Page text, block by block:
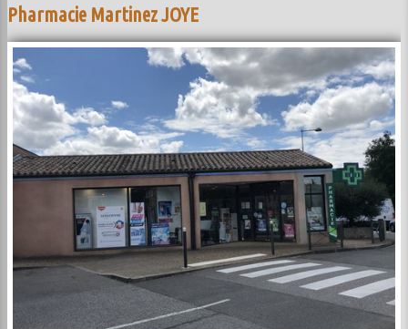
Pharmacie Martinez JOYE